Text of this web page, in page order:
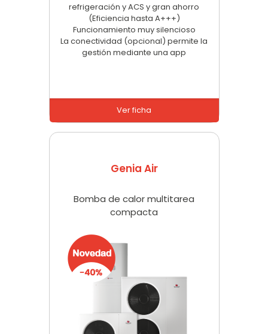
refrigeración y ACS y gran ahorro
(Eficiencia hasta A+++)
Funcionamiento muy silencioso
La conectividad (opcional) permite la
gestión mediante una app
Ver ficha
Genia Air
Bomba de calor multitarea
compacta